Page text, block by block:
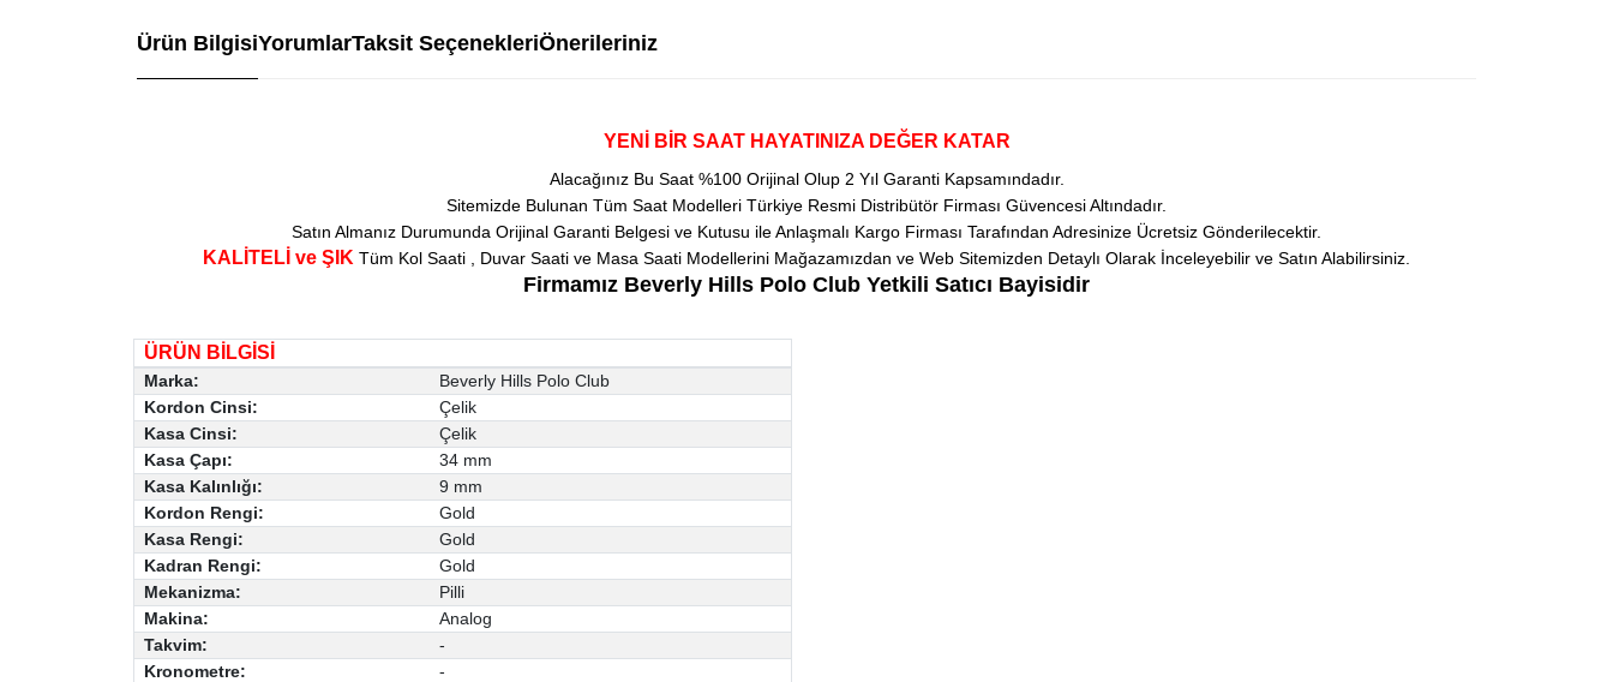
Ürün BilgisiYorumlarTaksit SeçenekleriÖnerileriniz
YENİ BİR SAAT HAYATINIZA DEĞER KATAR
Alacağınız Bu Saat %100 Orijinal Olup 2 Yıl Garanti Kapsamındadır.
Sitemizde Bulunan Tüm Saat Modelleri Türkiye Resmi Distribütör Firması Güvencesi Altındadır.
Satın Almanız Durumunda Orijinal Garanti Belgesi ve Kutusu ile Anlaşmalı Kargo Firması Tarafından Adresinize Ücretsiz Gönderilecektir.
KALİTELİ ve ŞIK Tüm Kol Saati , Duvar Saati ve Masa Saati Modellerini Mağazamızdan ve Web Sitemizden Detaylı Olarak İnceleyebilir ve Satın Alabilirsiniz.
Firmamız Beverly Hills Polo Club Yetkili Satıcı Bayisidir
ÜRÜN BİLGİSİ
Marka:
Beverly Hills Polo Club
Kordon Cinsi:
Çelik
Kasa Cinsi:
Çelik
Kasa Çapı:
34 mm
Kasa Kalınlığı:
9 mm
Kordon Rengi:
Gold
Kasa Rengi:
Gold
Kadran Rengi:
Gold
Mekanizma:
Pilli
Makina:
Analog
Takvim:
-
Kronometre:
-